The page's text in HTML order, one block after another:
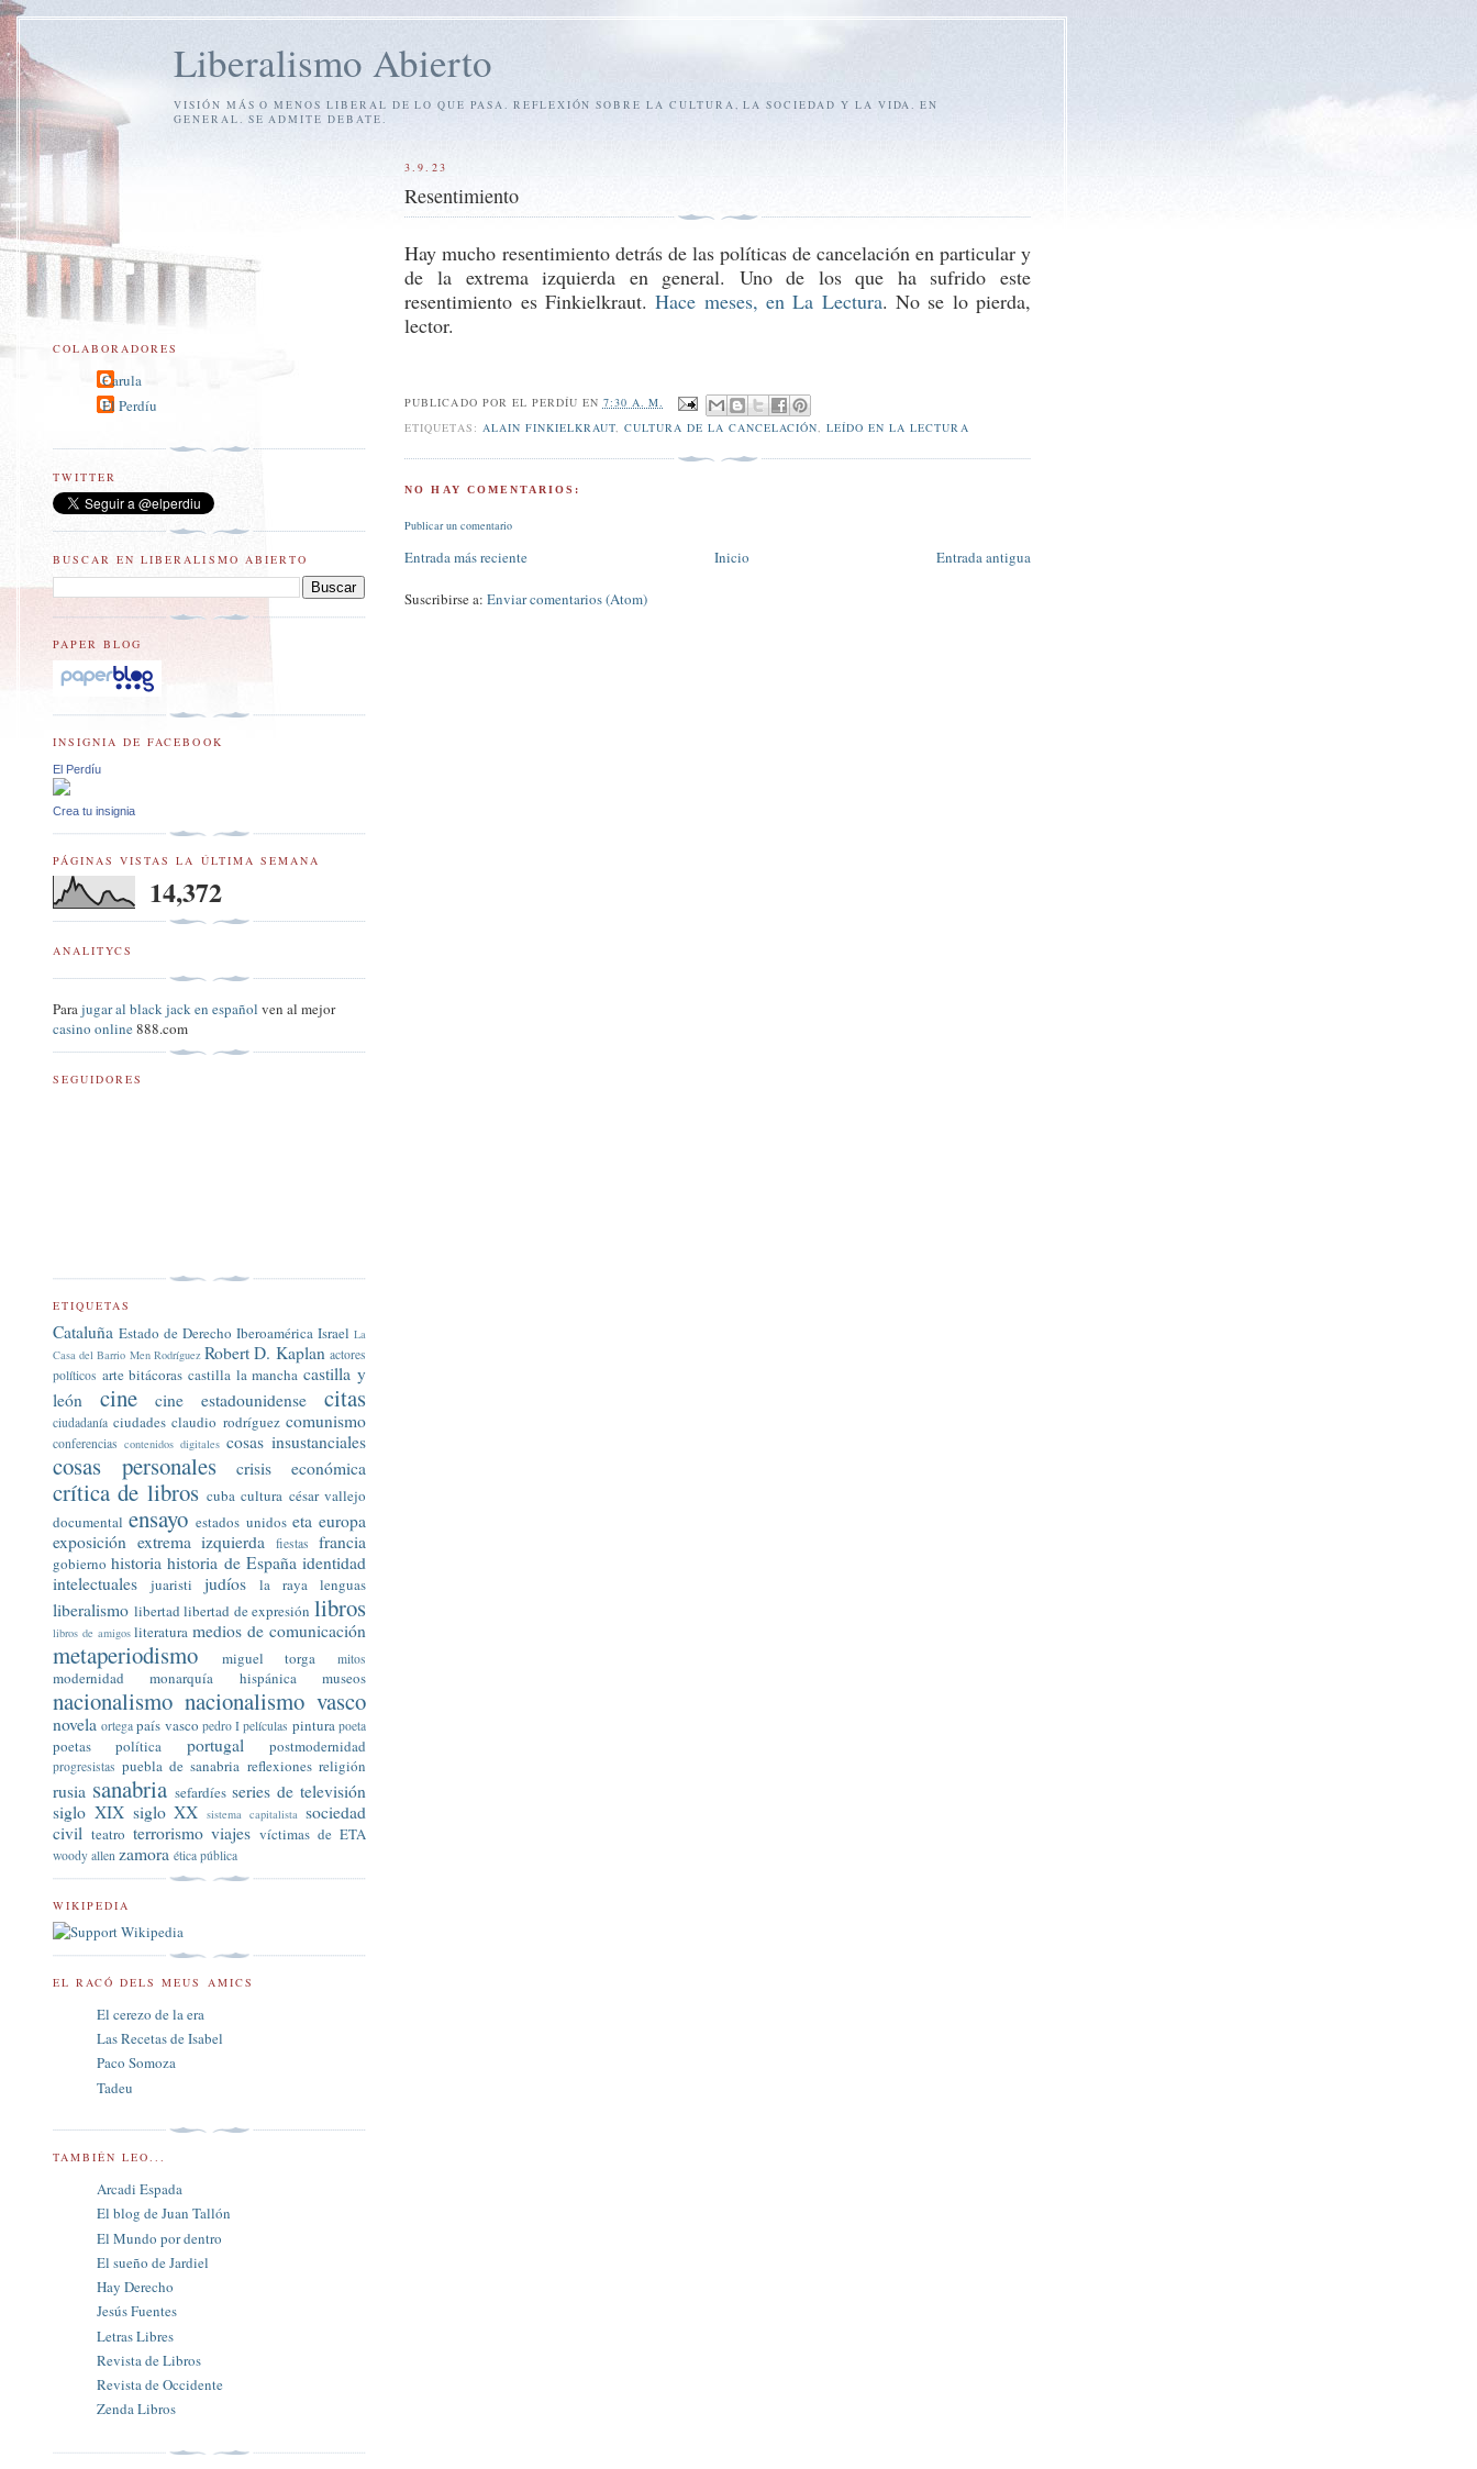
Liberalismo Abierto
VISIÓN MÁS O MENOS LIBERAL DE LO QUE PASA. REFLEXIÓN SOBRE LA CULTURA, LA SOCIEDAD Y LA VIDA. EN
GENERAL. SE ADMITE DEBATE.
3.9.23
Resentimiento
Hay mucho resentimiento detrás de las políticas de cancelación en particular y
de la extrema izquierda en general. Uno de los que ha sufrido este
resentimiento es Finkielkraut.Hace meses, en La Lectura. No se lo pierda,
lector.
PUBLICADO POR EL PERDÍU EN 7:30 A. M.
ETIQUETAS: ALAIN FINKIELKRAUT, CULTURA DE LA CANCELACIÓN ,LEÍDO EN LA LECTURA
NO HAY COMENTARIOS:
Publicar un comentario
Entrada más reciente Entrada antigua
Inicio
Suscribirse a:Enviar comentarios (Atom)
COLABORADORES
Carula
El Perdíu
TWITTER
BUSCAR EN LIBERALISMO ABIERTO
PAPER BLOG
INSIGNIA DE FACEBOOK
El Perdíu
Crea tu insignia
PÁGINAS VISTAS LA ÚLTIMA SEMANA
14,372
ANALITYCS
Parajugar al black jack en español ven al mejor
casino online888.com
SEGUIDORES
ETIQUETAS
Cataluña Estado de Derecho Iberoamérica Israel La
Casa del Barrio Men Rodríguez Robert D. Kaplan actores
políticos arte bitácoras castilla la mancha castilla y
león
cine cine estadounidense citas
ciudadanía ciudades claudio rodríguez comunismo
conferencias contenidos digitales cosas insustanciales
cosas personales crisis económica
crítica de libros cuba cultura césar vallejo
documental ensayo estados unidos eta europa
exposición extrema izquierda fiestas francia
gobierno historia historia de España identidad
intelectuales
juaristi judíos la raya lenguas
liberalismo libertad libertad de expresión libros
libros de amigos literatura medios de comunicación
metaperiodismo miguel torga mitos
modernidad monarquía hispánica museos
nacionalismo nacionalismo vasco
novela ortega país vasco pedro I películas pintura poeta
poetas política portugal postmodernidad
progresistas puebla de sanabria reflexiones religión
rusia sanabria sefardíes series de televisión
siglo XIX siglo XX sistema capitalista sociedad
civil teatro terrorismo viajes víctimas de ETA
woody allen zamora ética pública
WIKIPEDIA
EL RACÓ DELS MEUS AMICS
El cerezo de la era
Las Recetas de Isabel
Paco Somoza
Tadeu
TAMBIÉN LEO...
Arcadi Espada
El blog de Juan Tallón
El Mundo por dentro
El sueño de Jardiel
Hay Derecho
Jesús Fuentes
Letras Libres
Revista de Libros
Revista de Occidente
Zenda Libros